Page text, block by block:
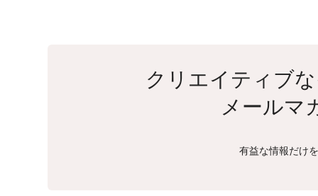
クリエイティブ
メールマ
有益な情報だけ